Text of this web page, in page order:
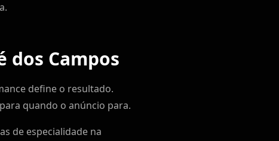
dos Campos
define o resultado.
quando o anúncio para.
de especialidade na